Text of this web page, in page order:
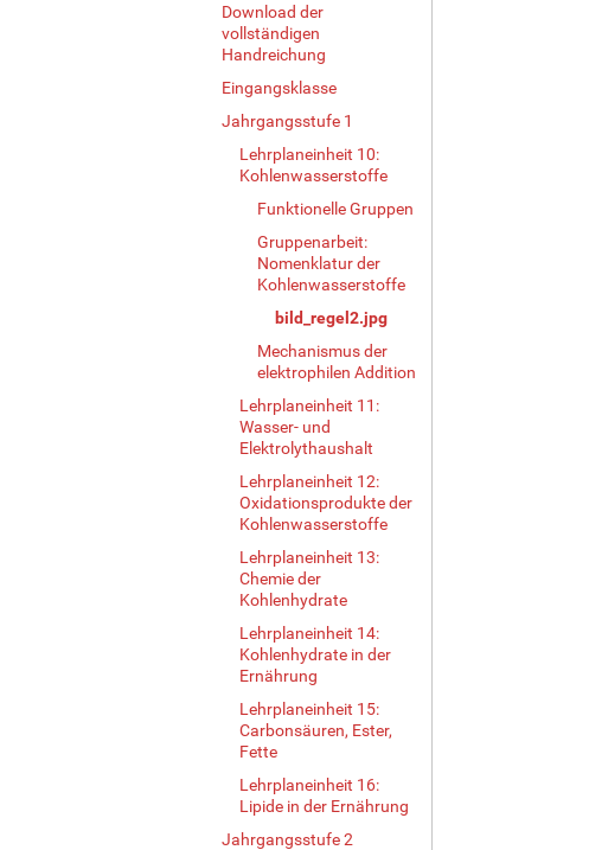
Download der
vollständigen
Handreichung
Eingangsklasse
Jahrgangsstufe 1
Lehrplaneinheit 10:
Kohlenwasserstoffe
Funktionelle Gruppen
Gruppenarbeit:
Nomenklatur der
Kohlenwasserstoffe
bild_regel2.jpg
Mechanismus der
elektrophilen Addition
Lehrplaneinheit 11:
Wasser- und
Elektrolythaushalt
Lehrplaneinheit 12:
Oxidationsprodukte der
Kohlenwasserstoffe
Lehrplaneinheit 13:
Chemie der
Kohlenhydrate
Lehrplaneinheit 14:
Kohlenhydrate in der
Ernährung
Lehrplaneinheit 15:
Carbonsäuren, Ester,
Fette
Lehrplaneinheit 16:
Lipide in der Ernährung
Jahrgangsstufe 2